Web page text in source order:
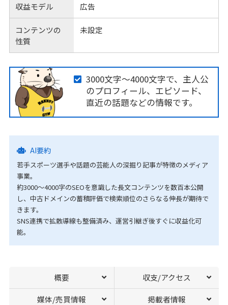
収益モデル 広告
コンテンツの
性質
未設定
3000文字～4000文字で、主人公
のプロフィール、エピソード、
直近の話題などの情報です。
AI要約
若手スポーツ選手や話題の芸能人の深掘り記事が特徴のメディア
事業。
約3000〜4000字のSEOを意識した長文コンテンツを数百本公開
し、中古ドメインの蓄積評価で検索順位のさらなる伸長が期待で
きます。
SNS連携で拡散導線も整備済み、運営引継ぎ後すぐに収益化可
能。
概要 収支/アクセス
媒体/売買情報 掲載者情報